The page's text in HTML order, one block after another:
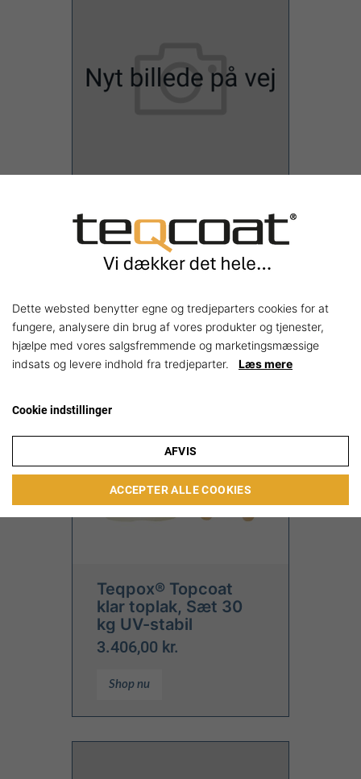
24,3 kg, Std. Farve
2.021,00 kr.
Teqpox® Topcoat
klar toplak, Sæt 30
kg UV-stabil
3.406,00 kr.
Shop nu
Dette websted benytter egne og tredjeparters cookies for at
fungere, analysere din brug af vores produkter og tjenester,
hjælpe med vores salgsfremmende og marketingsmæssige
indsats og levere indhold fra tredjeparter. Læs mere
Cookie indstillinger
AFVIS
ACCEPTER ALLE COOKIES